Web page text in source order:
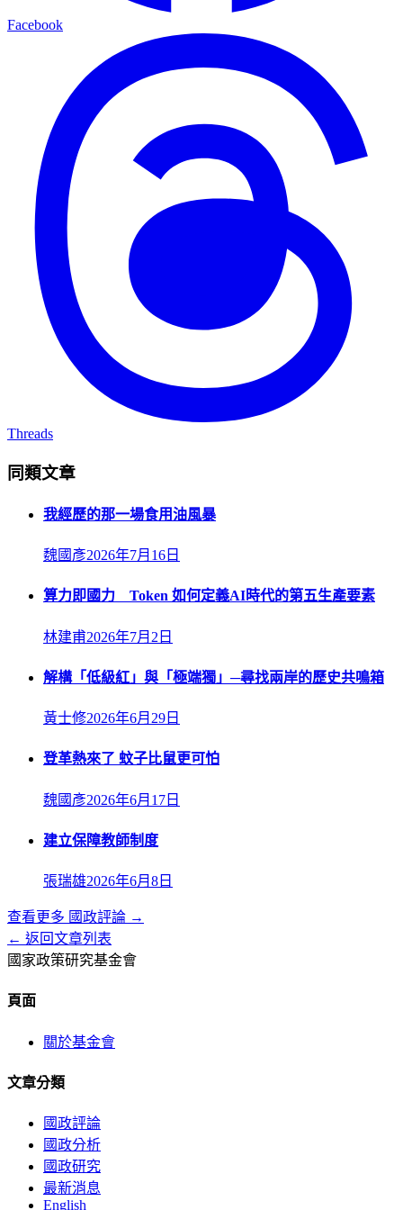
Facebook
Threads
同類文章
我經歷的那一場食用油風暴
魏國彥2026年7月16日
算力即國力 Token 如何定義AI時代的第五生產要素
林建甫2026年7月2日
解構「低級紅」與「極端獨」─尋找兩岸的歷史共鳴箱
黃士修2026年6月29日
登革熱來了 蚊子比鼠更可怕
魏國彥2026年6月17日
建立保障教師制度
張瑞雄2026年6月8日
查看更多 國政評論 →
← 返回文章列表
國家政策研究基金會
頁面
關於基金會
文章分類
國政評論
國政分析
國政研究
最新消息
English